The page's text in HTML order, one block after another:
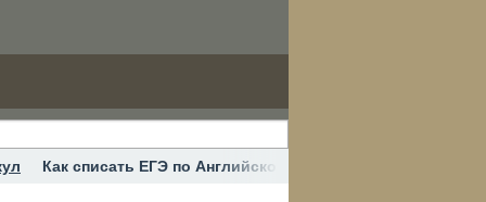
Как списать ЕГЭ по Английскому языку #егэ